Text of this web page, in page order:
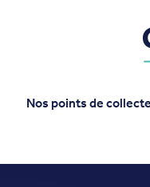
Nos points de collecte